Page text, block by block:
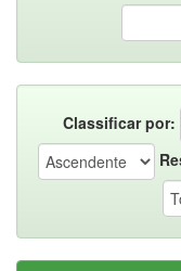
Classificar por: